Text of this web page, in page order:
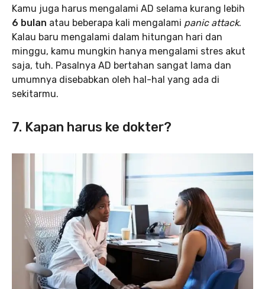
Kamu juga harus mengalami AD selama kurang lebih
6 bulan atau beberapa kali mengalami panic attack.
Kalau baru mengalami dalam hitungan hari dan
minggu, kamu mungkin hanya mengalami stres akut
saja, tuh. Pasalnya AD bertahan sangat lama dan
umumnya disebabkan oleh hal-hal yang ada di
sekitarmu.
7. Kapan harus ke dokter?